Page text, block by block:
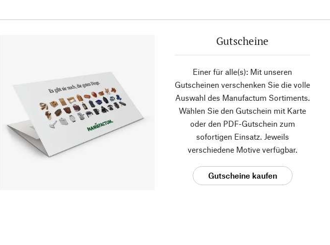
Gutscheine
Einer für alle(s): Mit unseren
Gutscheinen verschenken Sie die volle
Auswahl des Manufactum Sortiments.
Wählen Sie den Gutschein mit Karte
oder den PDF-Gutschein zum
sofortigen Einsatz. Jeweils
verschiedene Motive verfügbar.
Gutscheine kaufen